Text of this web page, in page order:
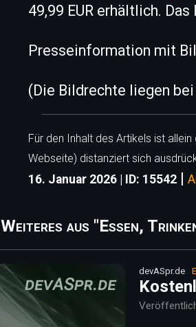
49,99 EUR erhältlich.
Presseinformation mit
(Die Bildrechte liegen
Für den Inhalt des Artikels ist
Webseite) distanziert sich
16. Januar 2026 | ID: 15542 |
Weiteres aus "Essen,
devASpr.de